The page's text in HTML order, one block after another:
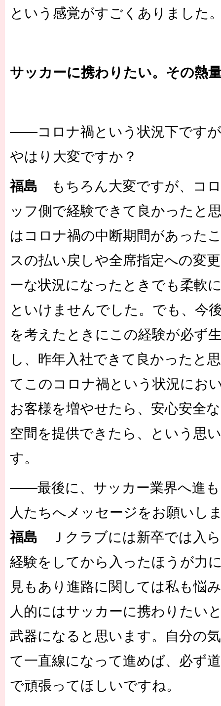
という感覚がすごくありました
サッカーに携わりたい。その熱
――コロナ禍という状況下です
やはり大変ですか？
福島 もちろん大変ですが、コ
ッフ側で経験できて良かったと
はコロナ禍の中断期間があった
スの払い戻しや全席指定への変
ーな状況になったときでも柔軟
といけませんでした。でも、今
を考えたときにこの経験が必ず
し、昨年入社できて良かったと
てこのコロナ禍という状況にお
お客様を増やせたら、安心安全
空間を提供できたら、という思
す。
――最後に、サッカー業界へ進
人たちへメッセージをお願いし
福島 Ｊクラブには新卒では入
経験をしてから入ったほうが力
見もあり進路に関しては私も悩
人的にはサッカーに携わりたい
武器になると思います。自分の
て一直線になって進めば、必ず
で頑張ってほしいですね。